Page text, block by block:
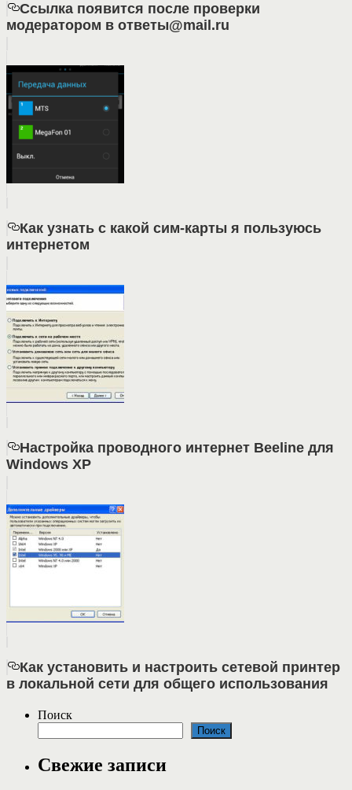
Ссылка появится после проверки
модератором в ответы@mail.ru
Как узнать с какой сим-карты я пользуюсь
интернетом
Настройка проводного интернет Beeline для
Windows XP
Как установить и настроить сетевой принтер
в локальной сети для общего использования
Поиск
Поиск
Свежие записи